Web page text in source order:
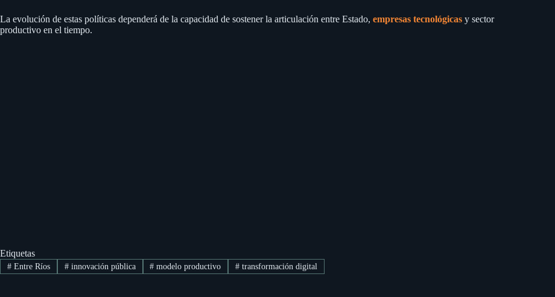
La evolución de estas políticas dependerá de la capacidad de sostener la articulación entre Estado, empresas tecnológicas y sector
productivo en el tiempo.
Etiquetas
#Entre Ríos #innovación pública # modelo productivo # transformación digital